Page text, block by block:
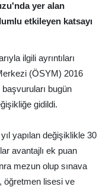
yer alan
etkileyen katsayı
ilgili ayrıntıları
(ÖSYM) 2016
başvuruları bugün
gidildi.
yapılan değişiklikle 30
avantajlı ek puan
mezun olup sınava
öğretmen lisesi ve